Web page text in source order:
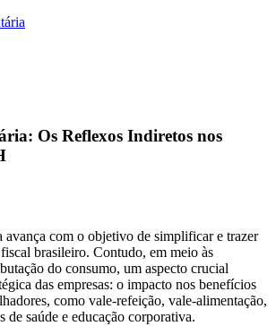
Os Reflexos Indiretos nos
com o objetivo de simplificar e trazer
brasileiro. Contudo, em meio às
do consumo, um aspecto crucial
das empresas: o impacto nos benefícios
como vale-refeição, vale-alimentação,
de saúde e educação corporativa.